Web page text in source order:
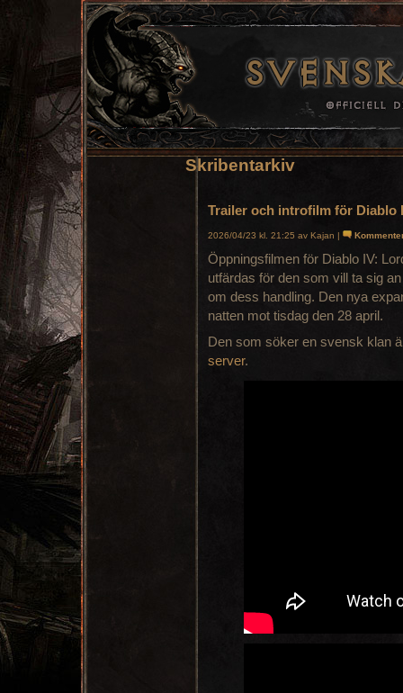
Skribentarkiv
Trailer och introfilm för Diablo
2026/04/23 kl. 21:25 av Kajan |
Öppningsfilmen för Diablo IV:
utfärdas för den som vill ta sig
om dess handling. Den nya
natten mot tisdag den 28 april.
Den som söker en svensk klan
server.